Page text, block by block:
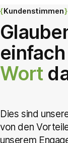
Kundenstimmen
Wort
Dies sind
von den
unserem